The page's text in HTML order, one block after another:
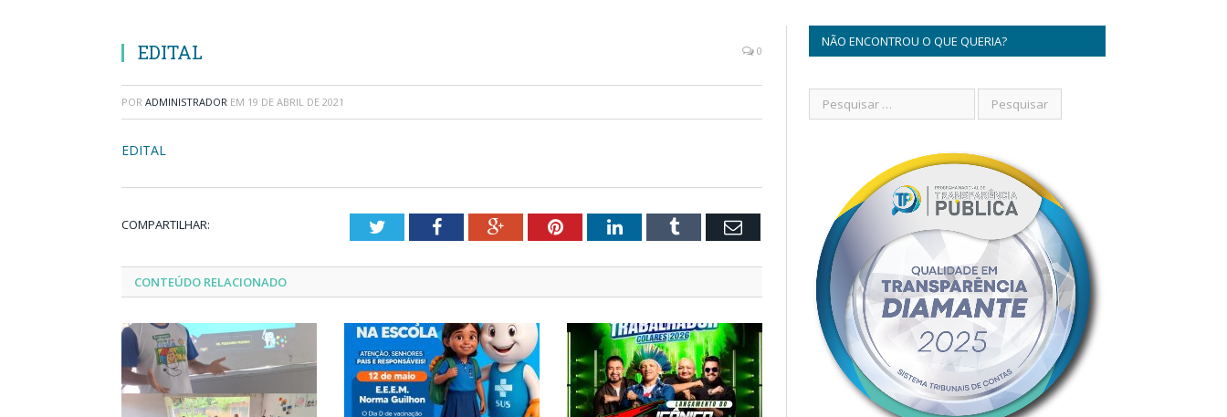
EDITAL 0
POR ADMINISTRADOR EM 19 DE ABRIL DE 2021
EDITAL
COMPARTILHAR: TwitterFacebookGoogle+PinterestLinkedInTumblr Email
CONTEÚDO RELACIONADO
NÃO ENCONTROU O QUE QUERIA?